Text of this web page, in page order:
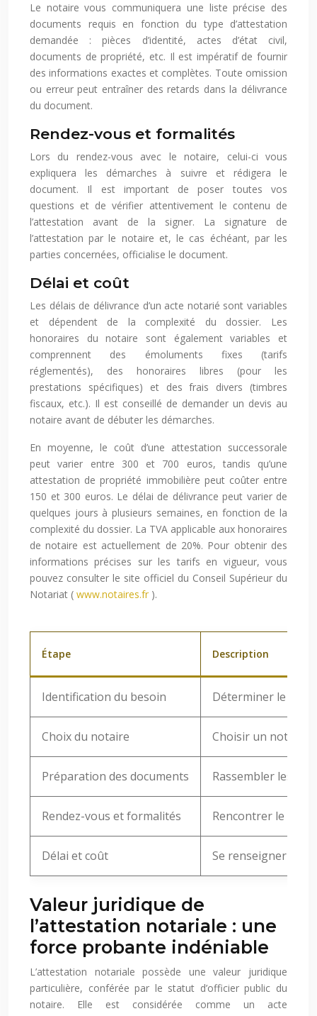
Le notaire vous communiquera une liste précise des
documents requis en fonction du type d’attestation
demandée : pièces d’identité, actes d’état civil,
documents de propriété, etc. Il est impératif de fournir
des informations exactes et complètes. Toute omission
ou erreur peut entraîner des retards dans la délivrance
du document.
Rendez-vous et formalités
Lors du rendez-vous avec le notaire, celui-ci vous
expliquera les démarches à suivre et rédigera le
document. Il est important de poser toutes vos
questions et de vérifier attentivement le contenu de
l’attestation avant de la signer. La signature de
l’attestation par le notaire et, le cas échéant, par les
parties concernées, officialise le document.
Délai et coût
Les délais de délivrance d’un acte notarié sont variables
et dépendent de la complexité du dossier. Les
honoraires du notaire sont également variables et
comprennent des émoluments fixes (tarifs
réglementés), des honoraires libres (pour les
prestations spécifiques) et des frais divers (timbres
fiscaux, etc.). Il est conseillé de demander un devis au
notaire avant de débuter les démarches.
En moyenne, le coût d’une attestation successorale
peut varier entre 300 et 700 euros, tandis qu’une
attestation de propriété immobilière peut coûter entre
150 et 300 euros. Le délai de délivrance peut varier de
quelques jours à plusieurs semaines, en fonction de la
complexité du dossier. La TVA applicable aux honoraires
de notaire est actuellement de 20%. Pour obtenir des
informations précises sur les tarifs en vigueur, vous
pouvez consulter le site officiel du Conseil Supérieur du
Notariat ( www.notaires.fr ).
Étape Description
Identification du besoin Déterminer le type
Choix du notaire Choisir un notaire
Préparation des documents Rassembler les
Rendez-vous et formalités Rencontrer le
Délai et coût Se renseigner sur
Valeur juridique de
l’attestation notariale : une
force probante indéniable
L’attestation notariale possède une valeur juridique
particulière, conférée par le statut d’officier public du
notaire. Elle est considérée comme un acte